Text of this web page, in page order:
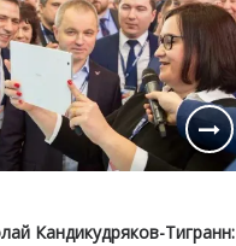
Кандикудряков-Тигранн: